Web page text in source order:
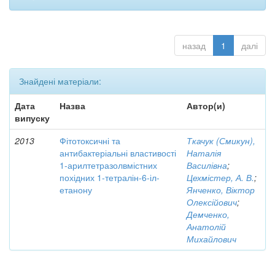
назад 1 далі
Знайдені матеріали:
Дата
випуску
Назва Автор(и)
2013
Фітотоксичні та
антибактеріальні властивості
1-арилтетразолвмістних
похідних 1-тетралін-6-іл-
етанону
Ткачук (Смикун),
Наталія
Василівна;
Цехмістер, А. В.;
Янченко, Віктор
Олексійович;
Демченко,
Анатолій
Михайлович